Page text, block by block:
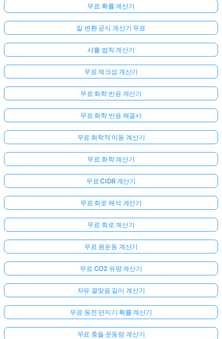
무료 확률 계산기
밑 변환 공식 계산기 무료
샤를 법칙 계산기
무료 체크섬 계산기
무료 화학 반응 계산기
무료 화학 반응 해결사
무료 화학적 이동 계산기
무료 화학 계산기
무료 CIDR 계산기
무료 회로 해석 계산기
무료 회로 계산기
무료 원운동 계산기
무료 CO2 유량 계산기
자유 결맞음 길이 계산기
무료 동전 던지기 확률 계산기
무료 충돌 운동량 계산기